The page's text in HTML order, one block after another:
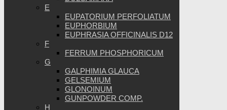
E
EUPATORIUM PERFOLIATUM
EUPHORBIUM
EUPHRASIA OFFICINALIS D12
F
FERRUM PHOSPHORICUM
G
GALPHIMIA GLAUCA
GELSEMIUM
GLONOINUM
GUNPOWDER COMP.
H